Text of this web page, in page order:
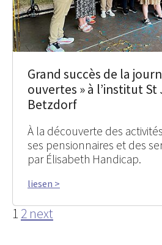
Grand succès de la
ouvertes » à l’institut St
Betzdorf
À la découverte des
ses pensionnaires et des
par Élisabeth Handicap.
liesen >
1 2 next